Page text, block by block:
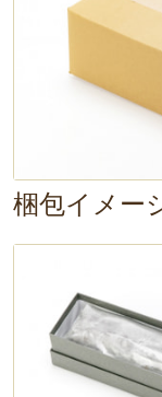
自分だけ
が、
梱包イメー